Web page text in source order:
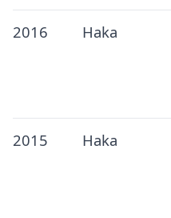
2016 Haka
2015 Haka